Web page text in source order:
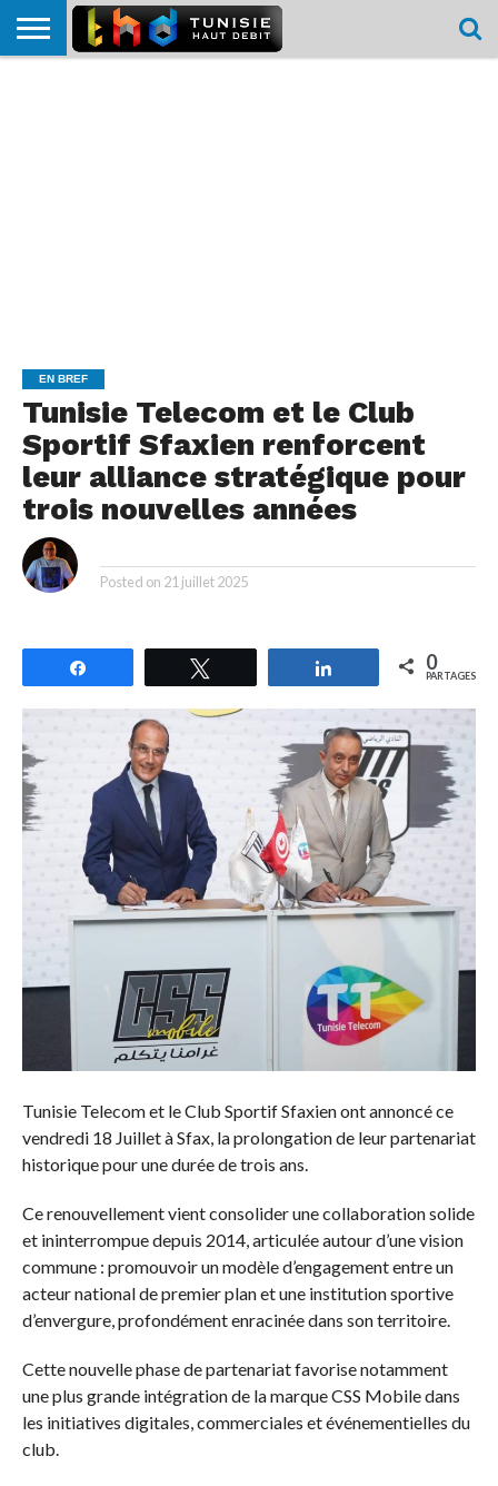
EN BREF
Tunisie Telecom et le Club
Sportif Sfaxien renforcent
leur alliance stratégique pour
trois nouvelles années
Posted on 21 juillet 2025
Partagez 0
PARTAGES
Tunisie Telecom et le Club Sportif Sfaxien ont annoncé ce
vendredi 18 Juillet à Sfax, la prolongation de leur partenariat
historique pour une durée de trois ans.
Ce renouvellement vient consolider une collaboration solide
et ininterrompue depuis 2014, articulée autour d’une vision
commune : promouvoir un modèle d’engagement entre un
acteur national de premier plan et une institution sportive
d’envergure, profondément enracinée dans son territoire.
Cette nouvelle phase de partenariat favorise notamment
une plus grande intégration de la marque CSS Mobile dans
les initiatives digitales, commerciales et événementielles du
club.